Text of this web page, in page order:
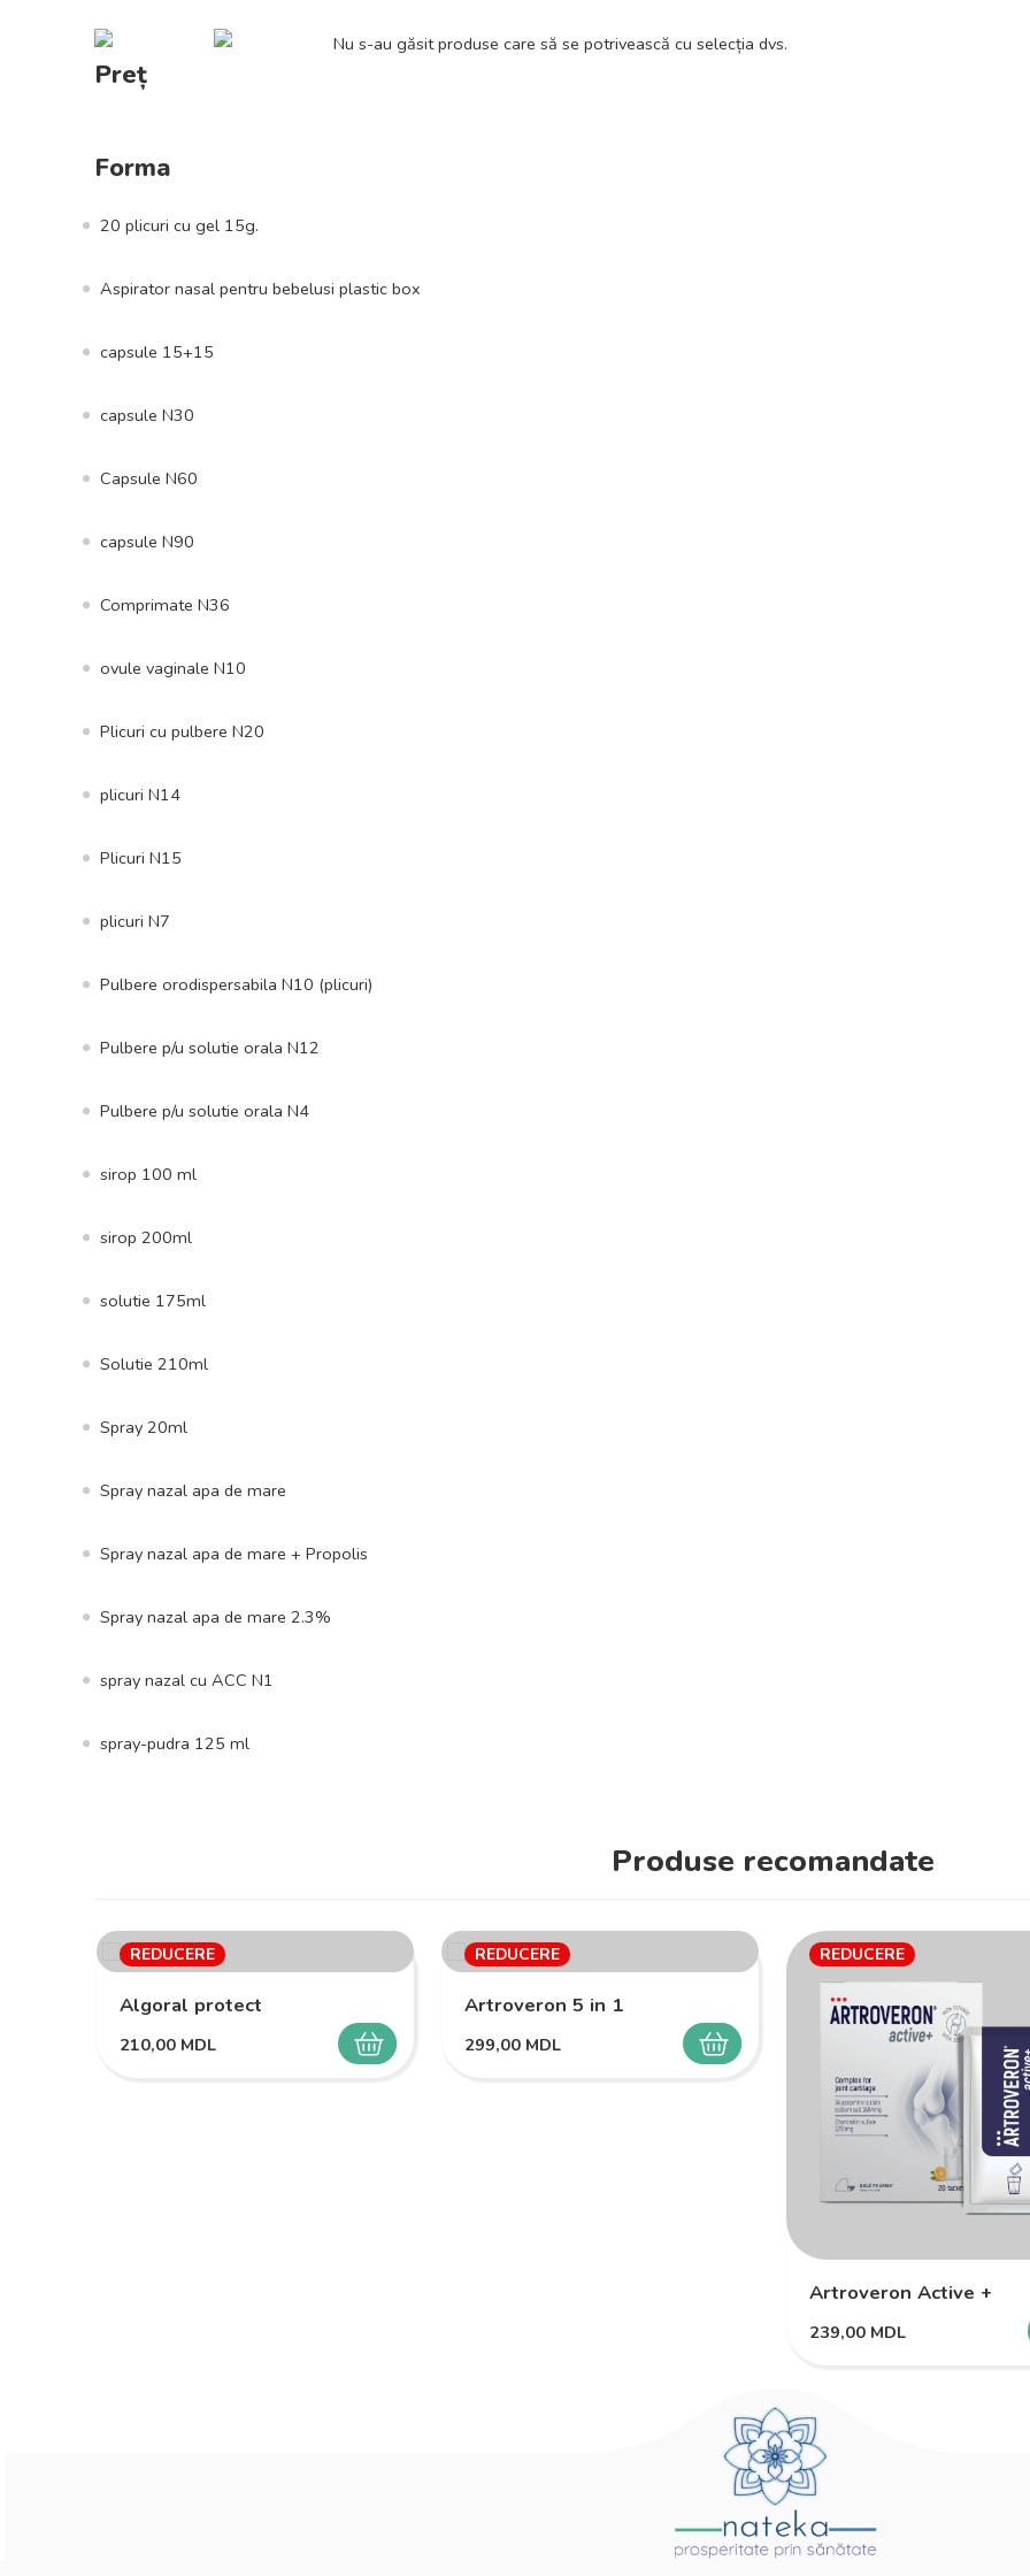
Nu s-au găsit produse care să se potrivească cu selecția dvs.
Preț
Forma
20 plicuri cu gel 15g.
Aspirator nasal pentru bebelusi plastic box
capsule 15+15
capsule N30
Capsule N60
capsule N90
Comprimate N36
ovule vaginale N10
Plicuri cu pulbere N20
plicuri N14
Plicuri N15
plicuri N7
Pulbere orodispersabila N10 (plicuri)
Pulbere p/u solutie orala N12
Pulbere p/u solutie orala N4
sirop 100 ml
sirop 200ml
solutie 175ml
Solutie 210ml
Spray 20ml
Spray nazal apa de mare
Spray nazal apa de mare + Propolis
Spray nazal apa de mare 2.3%
spray nazal cu ACC N1
spray-pudra 125 ml
Produse recomandate
REDUCERE
SELECTEAZĂ
Algoral protect
210,00 MDL
REDUCERE
SELECTEAZĂ
Artroveron 5 in 1
299,00 MDL
REDUCERE
Artroveron Active +
239,00 MDL